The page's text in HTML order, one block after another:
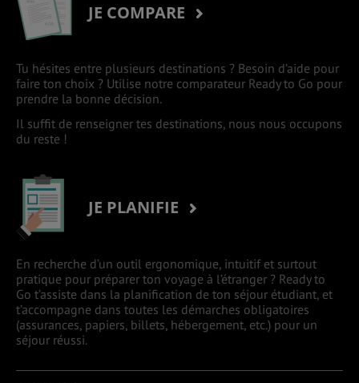
JE COMPARE
Tu hésites entre plusieurs destinations ? Besoin d’aide pour
faire ton choix ? Utilise notre comparateur Ready to Go pour
prendre la bonne décision.
Il suffit de renseigner tes destinations, nous nous occupons
du reste !
JE PLANIFIE
En recherche d’un outil ergonomique, intuitif et surtout
pratique pour préparer ton voyage à l’étranger ? Ready to
Go t’assiste dans la planification de ton séjour étudiant, et
t’accompagne dans toutes les démarches obligatoires
(assurances, papiers, billets, hébergement, etc.) pour un
séjour réussi.